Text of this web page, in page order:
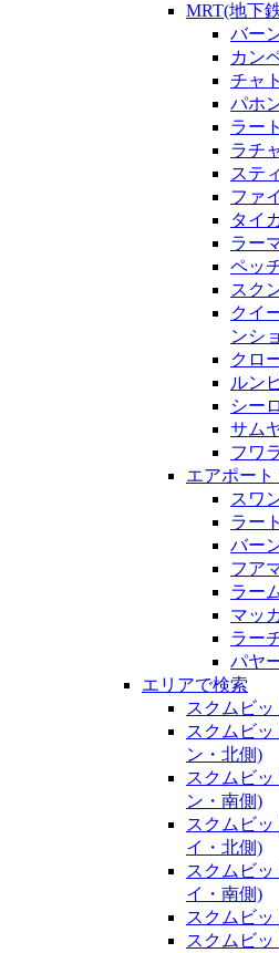
MRT(地下
バー
カン
チャ
パホ
ラー
ラチ
ステ
ファ
タイ
ラー
ペッ
スク
クイ
ンシ
クロ
ルン
シー
サム
フワ
エアポー
スワ
ラー
バー
フア
ラー
マッ
ラー
パヤ
エリアで検索
スクムビ
スクムビ
ン・北側)
スクムビ
ン・南側)
スクムビ
イ・北側)
スクムビ
イ・南側)
スクムビ
スクムビ